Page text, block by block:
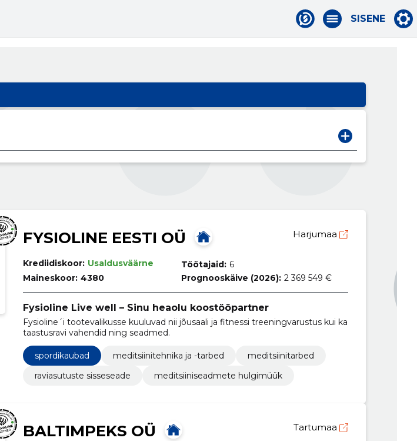
SISENE
FYSIOLINE EESTI OÜ Harjumaa
Krediidiskoor: Usaldusväärne
Maineskoor: 4380
Töötajaid: 6
Prognooskäive (2026): 2 369 549 €
Fysioline Live well – Sinu heaolu koostööpartner
Fysioline´i tootevalikusse kuuluvad nii jõusaali ja fitnessi treeningvarustus kui ka
taastusravi vahendid ning seadmed.
spordikaubad meditsiinitehnika ja -tarbed
meditsiinitarbed
raviasutuste sisseseade
meditsiiniseadmete hulgimüük
BALTIMPEKS OÜ Tartumaa